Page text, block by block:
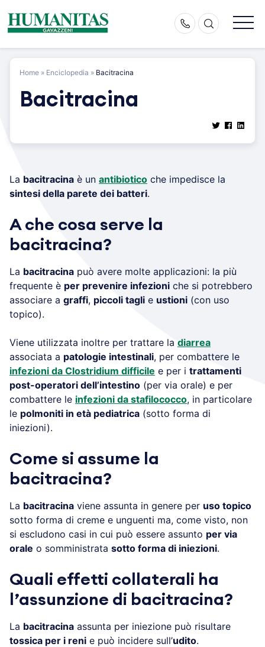
content
Home » Enciclopedia » Bacitracina
Bacitracina
La bacitracina è un antibiotico che impedisce la
sintesi della parete dei batteri.
A che cosa serve la
bacitracina?
La bacitracina può avere molte applicazioni: la più
frequente è per prevenire infezioni che si potrebbero
associare a graffi, piccoli tagli e ustioni (con uso
topico).
Viene utilizzata inoltre per trattare la diarrea
associata a patologie intestinali, per combattere le
infezioni da Clostridium difficile e per i trattamenti
post-operatori dell’intestino (per via orale) e per
combattere le infezioni da stafilococco, in particolare
le polmoniti in età pediatrica (sotto forma di
iniezioni).
Come si assume la
bacitracina?
La bacitracina viene assunta in genere per uso topico
sotto forma di creme e unguenti ma, come visto, non
si escludono casi in cui può essere assunto per via
orale o somministrata sotto forma di iniezioni.
Quali effetti collaterali ha
l’assunzione di bacitracina?
La bacitracina assunta per iniezione può risultare
tossica per i reni e può incidere sull’udito.